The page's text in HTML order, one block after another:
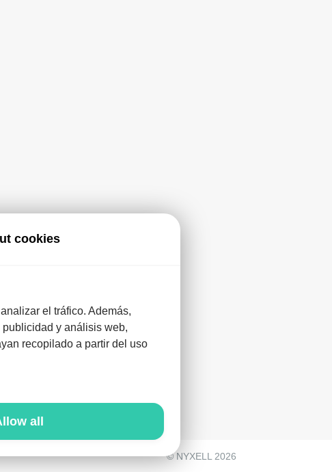
© NYXELL 2026
cookies
el tráfico. Además,
y análisis web,
recopilado a partir del uso
all